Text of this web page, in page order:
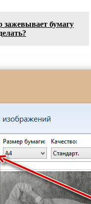
зажевывает бумагу